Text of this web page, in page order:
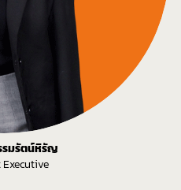
มรัตน์หิรัญ